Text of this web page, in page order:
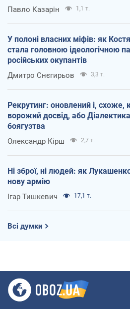
Павло Казарін 1,1 т.
У полоні власних міфів: як
стала головною ідеологічною
російських окупантів
Дмитро Снєгирьов 3,3 т.
Рекрутинг: оновлений і, схоже,
ворожий досвід, або
боягузтва
Олександр Кірш 2,7 т.
Ні зброї, ні людей: як
нову армію
Ігар Тишкевич 17,1 т.
Всі думки